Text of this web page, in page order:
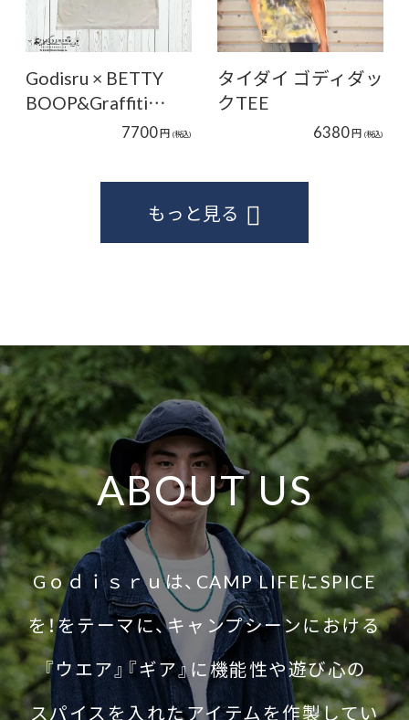
Godisru × BETTY
BOOP&Graffiti…
7700円 (税込)
タイダイ ゴディダッ
クTEE
6380円 (税込)
もっと見る
ABOUT US
Gｏｄｉｓｒｕは、CAMP LIFEにSPICE
を！をテーマに、キャンプシーンにおける
『ウエア』『ギア』に機能性や遊び心の
スパイスを入れたアイテムを作製してい